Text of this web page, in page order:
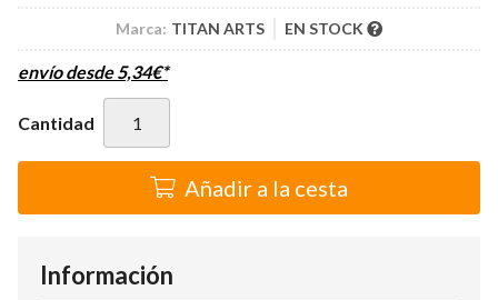
Marca: TITAN ARTS EN STOCK
envío desde5,34€*
Cantidad
Añadir a la cesta
Información